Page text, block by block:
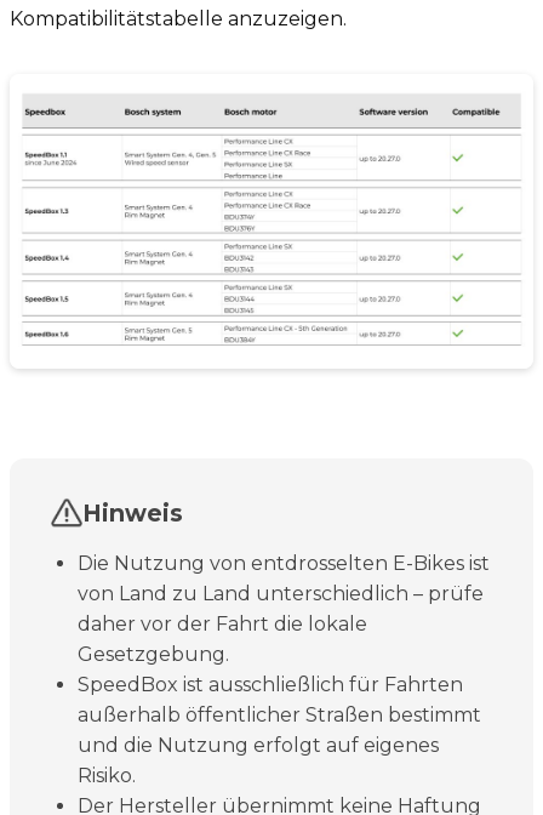
Kompatibilitätstabelle anzuzeigen.
Hinweis
Die Nutzung von entdrosselten E-Bikes ist
von Land zu Land unterschiedlich – prüfe
daher vor der Fahrt die lokale
Gesetzgebung.
SpeedBox ist ausschließlich für Fahrten
außerhalb öffentlicher Straßen bestimmt
und die Nutzung erfolgt auf eigenes
Risiko.
Der Hersteller übernimmt keine Haftung